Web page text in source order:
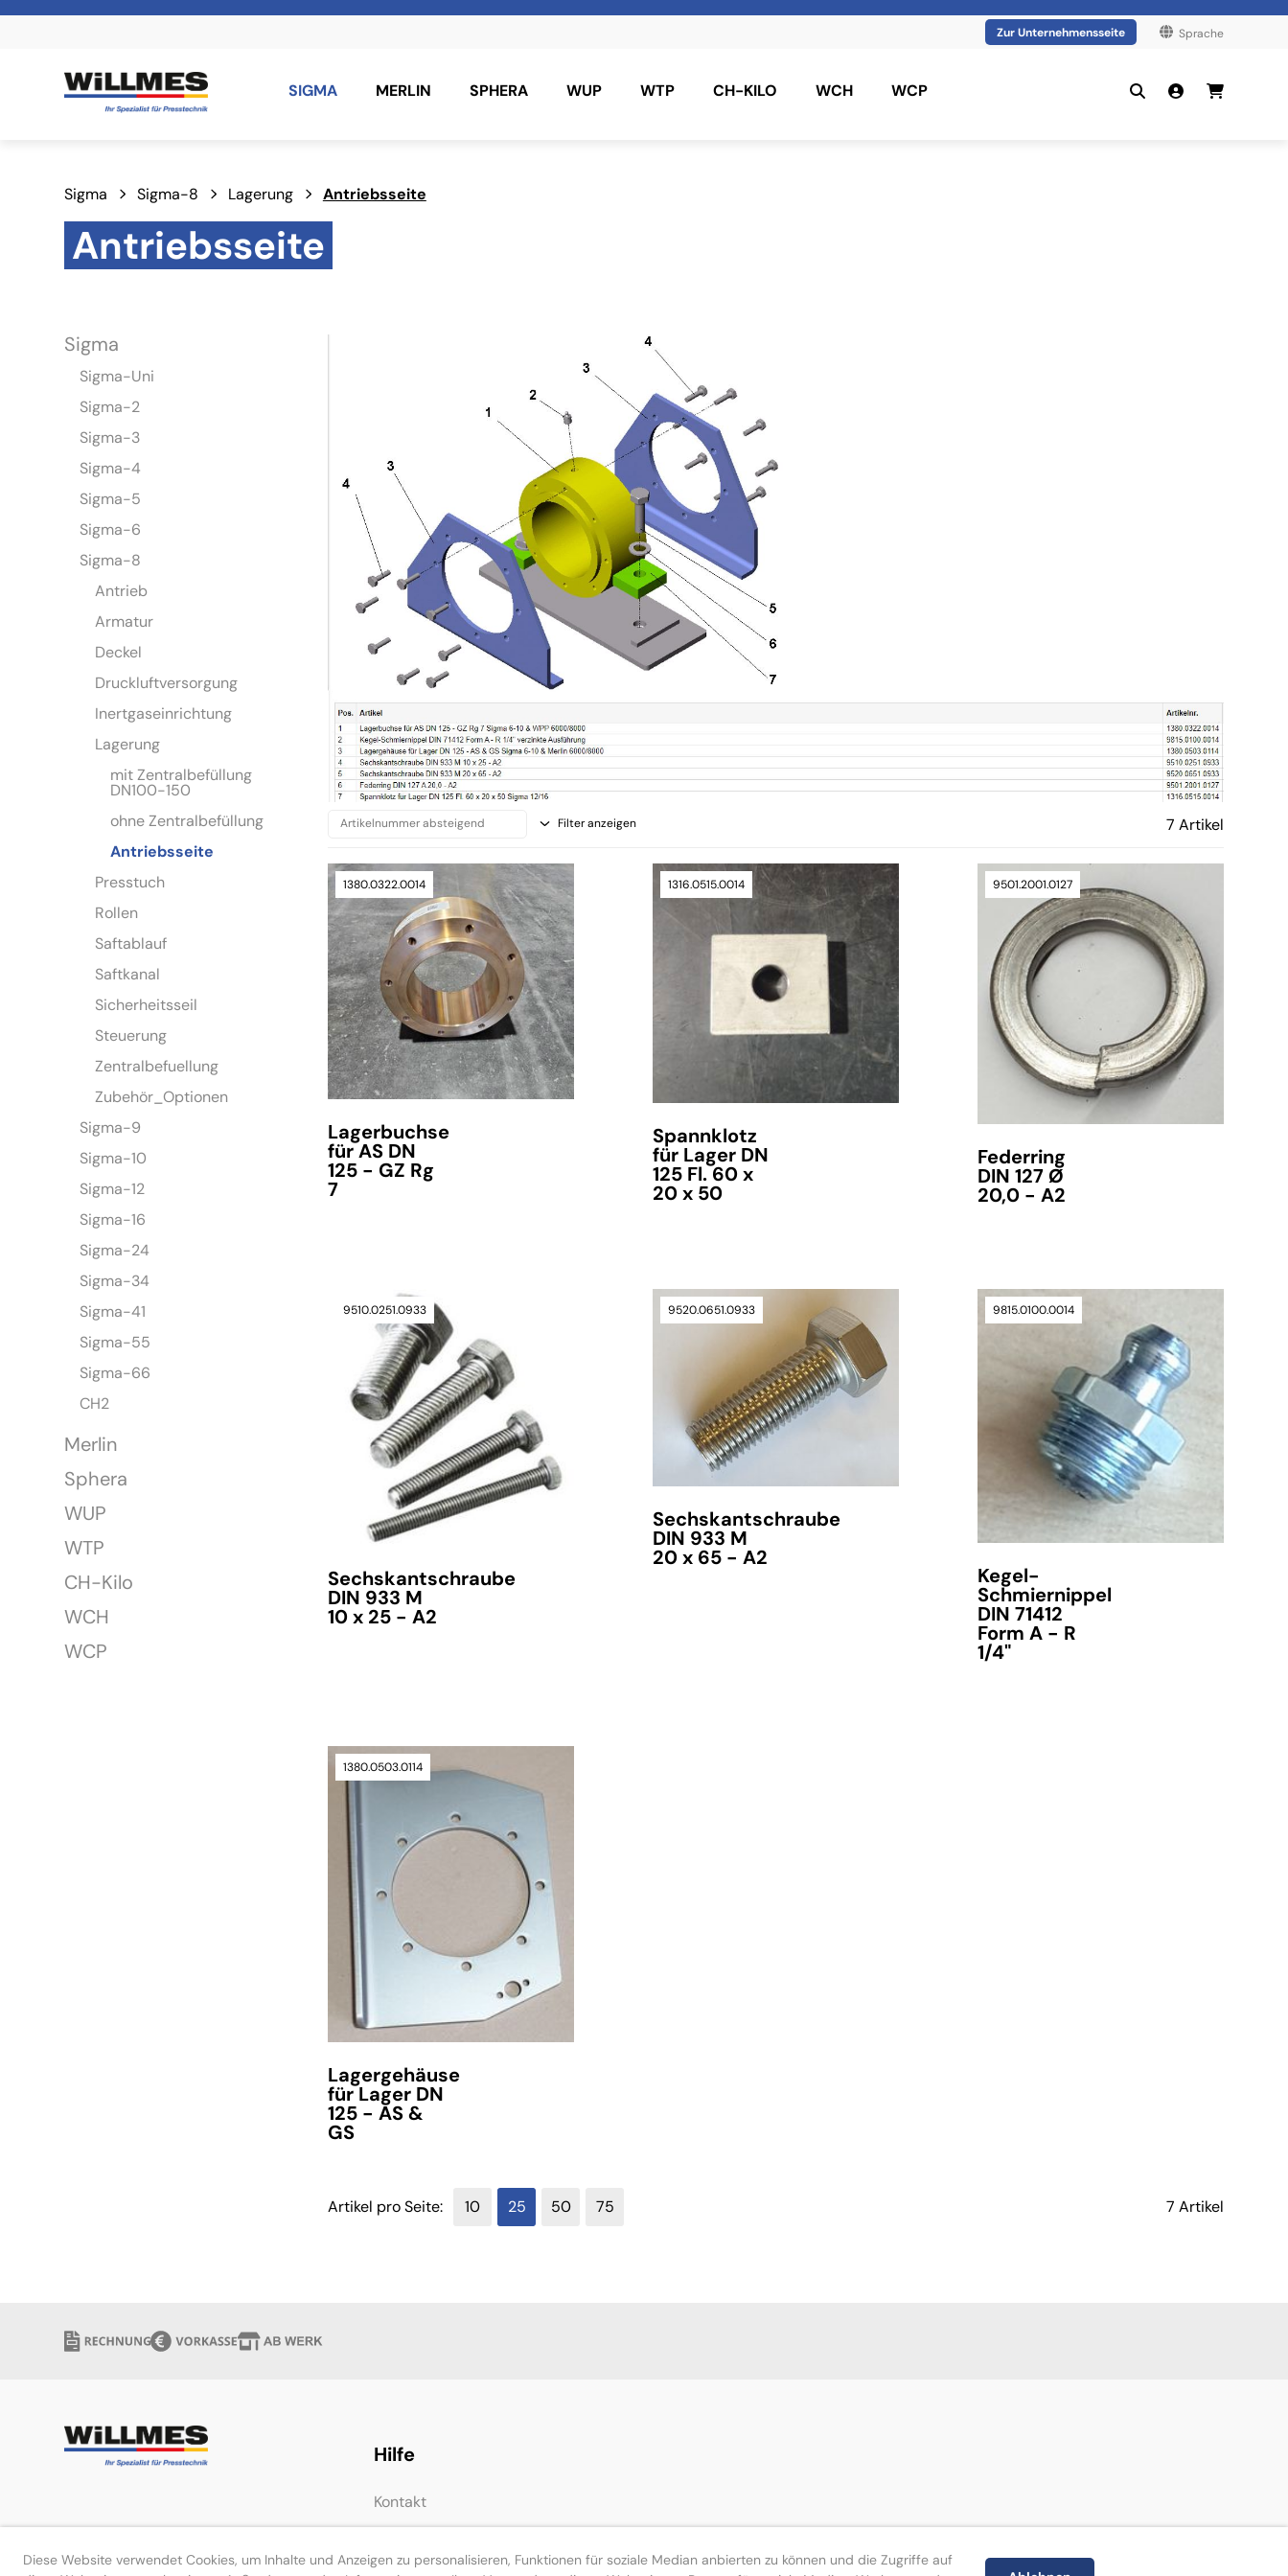
Diese Website verwendet Cookies, um Inhalte und Anzeigen zu personalisieren, Funktionen für soziale Median anbierten zu können und die Zugriffe auf
Sprache
Zur Unternehmensseite
SIGMA MERLIN SPHERA WUP WTP CH-KILO WCH WCP
Sigma Sigma-8 Lagerung Antriebsseite
Antriebsseite
Sigma
Sigma-Uni
Sigma-2
Sigma-3
Sigma-4
Sigma-5
Sigma-6
Sigma-8
Antrieb
Armatur
Deckel
Druckluftversorgung
Inertgaseinrichtung
Lagerung
mit Zentralbefüllung
DN100-150
ohne Zentralbefüllung
Antriebsseite
Presstuch
Rollen
Saftablauf
Saftkanal
Sicherheitsseil
Steuerung
Zentralbefuellung
Zubehör_Optionen
Sigma-9
Sigma-10
Sigma-12
Sigma-16
Sigma-24
Sigma-34
Sigma-41
Sigma-55
Sigma-66
CH2
Merlin
Sphera
WUP
WTP
CH-Kilo
WCH
WCP
Filter anzeigen 7 Artikel
1380.0322.0014
verfügbar
Lagerbuchse
für AS DN
125 - GZ Rg
7
1316.0515.0014
Spannklotz
für Lager DN
125 Fl. 60 x
20 x 50
9501.2001.0127
verfügbar
Federring
DIN 127 Ø
20,0 - A2
9510.0251.0933
Sechskantschraube
DIN 933 M
10 x 25 - A2
9520.0651.0933
Sechskantschraube
DIN 933 M
20 x 65 - A2
9815.0100.0014
Kegel-
Schmiernippel
DIN 71412
Form A - R
1/4"
1380.0503.0114
Lagergehäuse
für Lager DN
125 - AS &
GS
7 Artikel
Artikel pro Seite: 10 25 50 75
Hilfe
Kontakt